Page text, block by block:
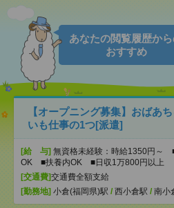
あなたの閲覧履歴か
おすすめ
【オープニング募集】おばあ
いも仕事の1つ[派遣]
[給 与] 無資格未経験：時給1350円～
OK ■扶養内OK ■日収1万800円以上
[交通費]交通費全額支給
[勤務地] 小倉(福岡県)駅 / 西小倉駅 / 南小